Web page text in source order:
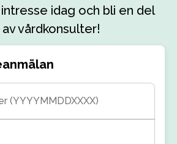
idag och bli en del
vårdkonsulter!
(YYYYMMDDXXXX)